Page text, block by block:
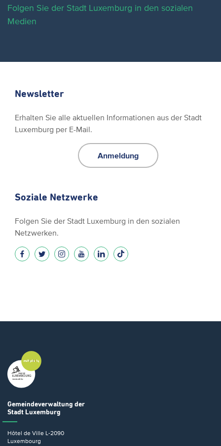
Folgen Sie der Stadt Luxemburg in den sozialen
Medien
Newsletter
Erhalten Sie alle aktuellen Informationen aus der Stadt
Luxemburg per E-Mail.
Anmeldung
Soziale Netzwerke
Folgen Sie der Stadt Luxemburg in den sozialen
Netzwerken.
Gemeindeverwaltung der
Stadt Luxemburg
Hôtel de Ville L-2090
Luxembourg